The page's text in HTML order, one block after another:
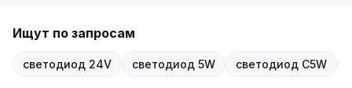
Ищут по запросам
светодиод 24V светодиод 5W светодиод C5W